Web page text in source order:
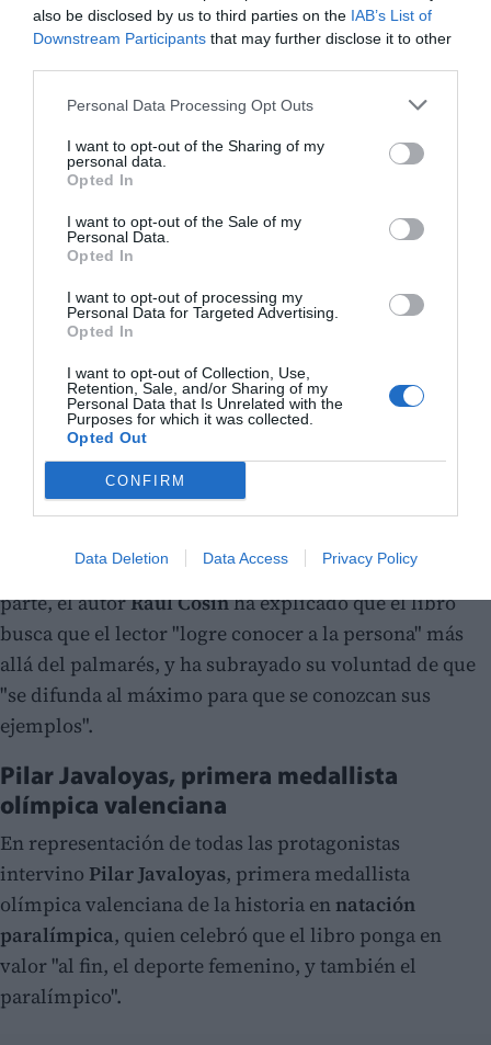
also be disclosed by us to third parties on the IAB’s List of
Downstream Participants that may further disclose it to other
Personal Data Processing Opt Outs
I want to opt-out of the Sharing of my
personal data.
Opted In
I want to opt-out of the Sale of my
Personal Data.
Opted In
I want to opt-out of processing my
Personal Data for Targeted Advertising.
Opted In
I want to opt-out of Collection, Use,
Retention, Sale, and/or Sharing of my
Personal Data that Is Unrelated with the
Purposes for which it was collected.
Opted Out
CONFIRM
Data Deletion Data Access Privacy Policy
El diputado de Deportes,
el valor inspirador del libro: "Estas mujeres son un
llegue a todos los niños de nuestra tierra". Por su
parte, el autorRaúl Cosínha explicado que el libro
busca que el lector "logre conocer a la persona" más
allá del palmarés, y ha subrayado su voluntad de que
"se difunda al máximo para que se conozcan sus
ejemplos".
Pilar Javaloyas, primera medallista
olímpica valenciana
En representación de todas las protagonistas
intervino Pilar Javaloyas, primera medallista
olímpica valenciana de la historia ennatación
paralímpica, quien celebró que el libro ponga en
valor "al fin, el deporte femenino, y también el
paralímpico".